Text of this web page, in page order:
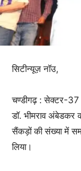
सिटीन्यूज़ नॉउ,
चण्डीगढ़ : सेक्टर-37
डॉ. भीमराव अंबेडकर
सैंकड़ों की संख्या में
लिया।